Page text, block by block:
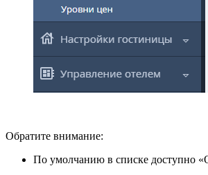
Обратите внимание:
По умолчанию в списке доступно